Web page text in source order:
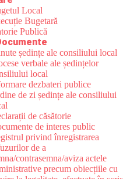
Local
Bugetară
Publică
ședințe ale consiliului local
verbale ale ședințelor
local
dezbateri publice
de zi ședințe ale consiliului
de căsătorie
de interes public
privind înregistrarea
de a
contrasemna/aviza actele
precum obiecțiile cu